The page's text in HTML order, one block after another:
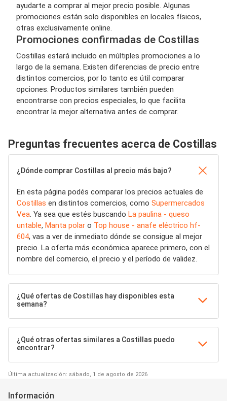
ayudarte a comprar al mejor precio posible. Algunas
promociones están solo disponibles en locales físicos,
otras exclusivamente online.
Promociones confirmadas de Costillas
Costillas estará incluido en múltiples promociones a lo
largo de la semana. Existen diferencias de precio entre
distintos comercios, por lo tanto es útil comparar
opciones. Productos similares también pueden
encontrarse con precios especiales, lo que facilita
encontrar la mejor alternativa antes de comprar.
Preguntas frecuentes acerca de Costillas
¿Dónde comprar Costillas al precio más bajo?
En esta página podés comparar los precios actuales de
Costillas en distintos comercios, como Supermercados
Vea . Ya sea que estés buscando La paulina - queso
untable, Manta polar o Top house - anafe eléctrico hf-
604, vas a ver de inmediato dónde se consigue al mejor
precio. La oferta más económica aparece primero, con el
nombre del comercio, el precio y el período de validez.
¿Qué ofertas de Costillas hay disponibles esta
semana?
¿Qué otras ofertas similares a Costillas puedo
encontrar?
Última actualización: sábado, 1 de agosto de 2026
Información